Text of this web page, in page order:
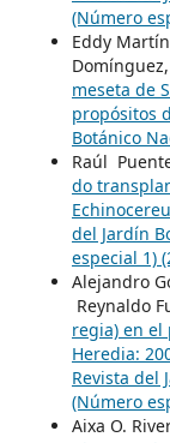
(Número
Eddy
Domínguez,
meseta de
propósitos
Botánico
Raúl
do
del Jardín
especial 1)
Alejandro
Reynaldo
regia) en el
Heredia:
Revista del
(Número
Aixa O.